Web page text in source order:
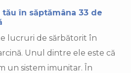
tău în săptămâna 33 de
lucruri de sărbătorit în
Unul dintre ele este că
un sistem imunitar. În